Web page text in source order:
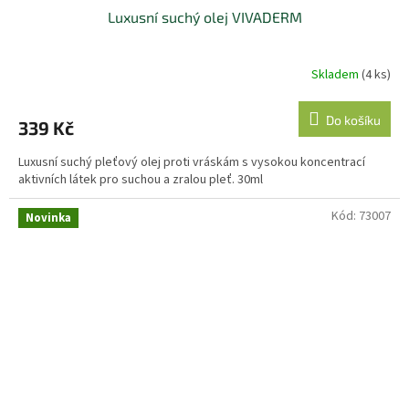
Luxusní suchý olej VIVADERM
Skladem (4 ks)
339 Kč Do košíku
Luxusní suchý pleťový olej proti vráskám s vysokou koncentrací
aktivních látek pro suchou a zralou pleť. 30ml
Novinka Kód: 73007